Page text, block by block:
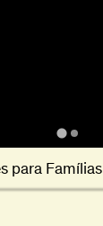
para Famílias